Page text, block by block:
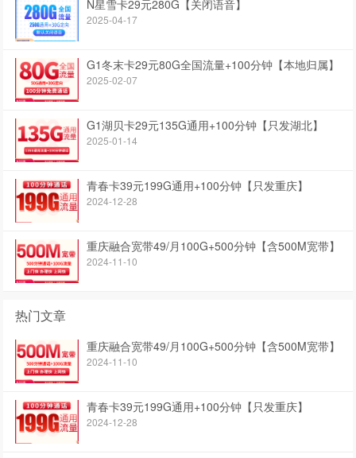
N星雪卡29元280G【关闭语音】
2025-04-17
G1冬末卡29元80G全国流量+100分钟【本地归属】
2025-02-07
G1湖贝卡29元135G通用+100分钟【只发湖北】
2025-01-14
青春卡39元199G通用+100分钟【只发重庆】
2024-12-28
重庆融合宽带49/月100G+500分钟【含500M宽带】
2024-11-10
热门文章
重庆融合宽带49/月100G+500分钟【含500M宽带】
2024-11-10
青春卡39元199G通用+100分钟【只发重庆】
2024-12-28